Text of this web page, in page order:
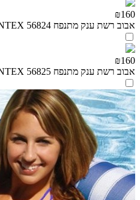
₪160
אבוב רשת ענק מתנפח INTEX 56824 ורוד
₪160
אבוב רשת ענק מתנפח INTEX 56825 טורקיז